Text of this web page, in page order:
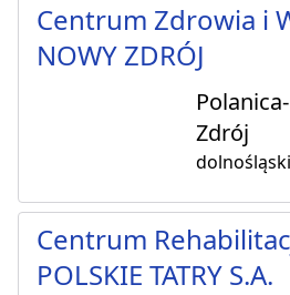
Centrum Zdrowia i
NOWY ZDRÓJ
Polanica-
Zdrój
Centrum
POLSKIE TATRY S.A.